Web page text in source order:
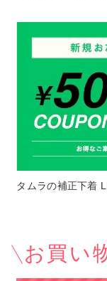
タムラの補正下着
お買い